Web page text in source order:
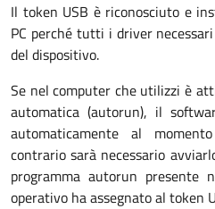
Il token USB è riconosciuto e
PC perché tutti i driver
del dispositivo.
Se nel computer che utilizzi è
automatica (autorun), il
automaticamente al
contrario sarà necessario
programma autorun presente
operativo ha assegnato al token